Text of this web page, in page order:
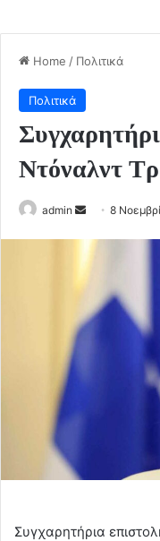
Home / Πολιτικά
Πολιτικά
Ντόναλντ
admin
Send8
Συγχαρητήρια